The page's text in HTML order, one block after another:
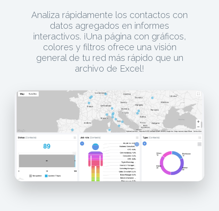
Analiza rápidamente los contactos con
datos agregados en informes
interactivos. ¡Una página con gráficos,
colores y filtros ofrece una visión
general de tu red más rápido que un
archivo de Excel!